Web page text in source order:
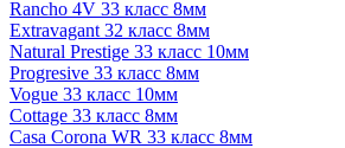
Rancho 4V 33 класс 8мм
Extravagant 32 класс 8мм
Natural Prestige 33 класс 10мм
Progresive 33 класс 8мм
Vogue 33 класс 10мм
Cottage 33 класс 8мм
Casa Corona WR 33 класс 8мм